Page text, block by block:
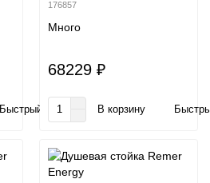
Быстрый заказ
176857
Много
68229 ₽
В корзину